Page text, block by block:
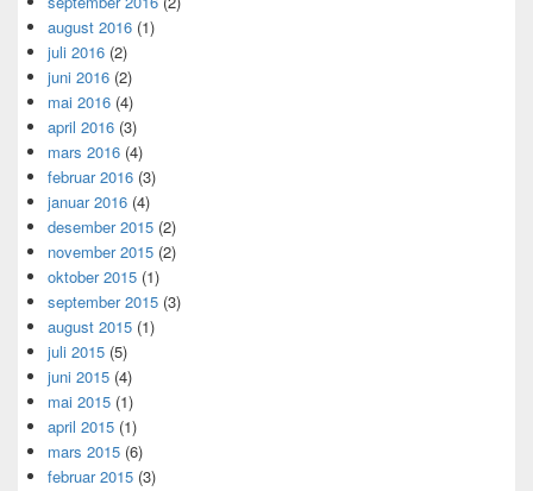
august 2016 (1)
juli 2016 (2)
juni 2016 (2)
mai 2016 (4)
april 2016 (3)
mars 2016 (4)
februar 2016 (3)
januar 2016 (4)
desember 2015 (2)
november 2015 (2)
oktober 2015 (1)
september 2015 (3)
august 2015 (1)
juli 2015 (5)
juni 2015 (4)
mai 2015 (1)
april 2015 (1)
mars 2015 (6)
februar 2015 (3)